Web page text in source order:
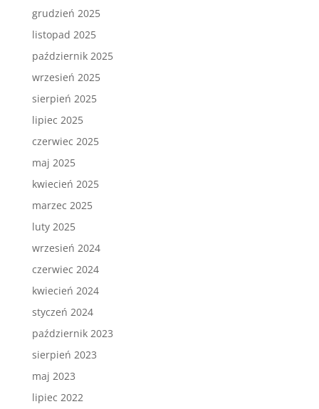
grudzień 2025
listopad 2025
październik 2025
wrzesień 2025
sierpień 2025
lipiec 2025
czerwiec 2025
maj 2025
kwiecień 2025
marzec 2025
luty 2025
wrzesień 2024
czerwiec 2024
kwiecień 2024
styczeń 2024
październik 2023
sierpień 2023
maj 2023
lipiec 2022